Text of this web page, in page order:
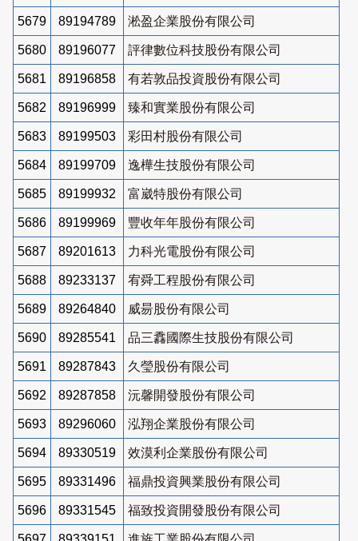
5679 89194789 淞盈企業股份有限公司
5680 89196077 評律數位科技股份有限公司
5681 89196858 有若敦品投資股份有限公司
5682 89196999 臻和實業股份有限公司
5683 89199503 彩田村股份有限公司
5684 89199709 逸樺生技股份有限公司
5685 89199932 富崴特股份有限公司
5686 89199969 豐收年年股份有限公司
5687 89201613 力科光電股份有限公司
5688 89233137 宥舜工程股份有限公司
5689 89264840 威昜股份有限公司
5690 89285541 品三馫國際生技股份有限公司
5691 89287843 久瑩股份有限公司
5692 89287858 沅馨開發股份有限公司
5693 89296060 泓翔企業股份有限公司
5694 89330519 效漠利企業股份有限公司
5695 89331496 福鼎投資興業股份有限公司
5696 89331545 福致投資開發股份有限公司